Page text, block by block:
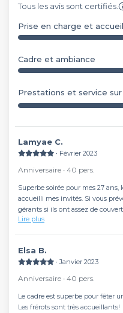
Tous les avis sont certifiés.
Prise en charge et accueil
Cadre et ambiance
Prestations et service
Lamyae C.
∙ Février 2023
Anniversaire ∙ 40 pers.
Superbe soirée pour mes 27
accueilli mes invités. Si vous
gérants si ils ont assez de
puissiez en prévoir au cas ou.
Lire plus
Elsa B.
∙ Janvier 2023
Anniversaire ∙ 40 pers.
Le cadre est superbe pour fêter
Les frérots sont très accueillants!